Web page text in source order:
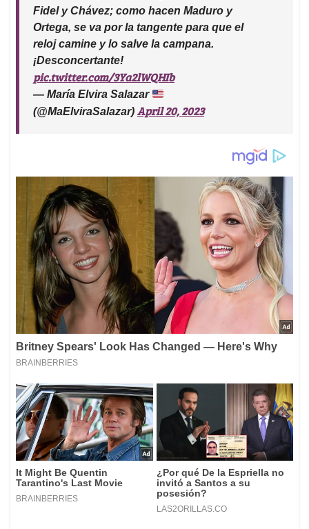
Fidel y Chávez; como hacen Maduro y
Ortega, se va por la tangente para que el
reloj camine y lo salve la campana.
¡Desconcertante!
pic.twitter.com/3Ya2lWQHIb
— María Elvira Salazar
(@MaElviraSalazar) April 20, 2023